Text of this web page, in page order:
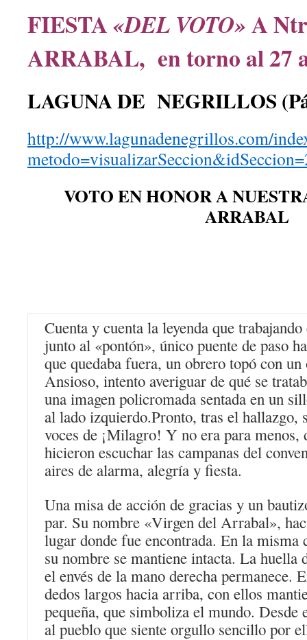
FIESTA«DEL VOTO»A
ARRABAL, en torno al 27
LAGUNA DE NEGRILLOS
http://www.lagunadenegrillos.com/
VOTO EN HONOR A
ARRABAL
Cuenta y cuenta la leyenda que
junto al «pontón», único puente de paso
que quedaba fuera, un obrero topó con un
Ansioso, intento averiguar de qué se
una imagen policromada sentada en un
al lado izquierdo.Pronto, tras el hallazgo,
voces de ¡Milagro! Y no era para menos,
hicieron escuchar las campanas del
aires de alarma, alegría y fiesta.
Una misa de acción de gracias y un
par. Su nombre «Virgen del Arrabal»,
lugar donde fue encontrada. En la misma
su nombre se mantiene intacta. La huella
el envés de la mano derecha permanece.
dedos largos hacia arriba, con ellos
pequeña, que simboliza el mundo. Desde
al pueblo que siente orgullo sencillo por